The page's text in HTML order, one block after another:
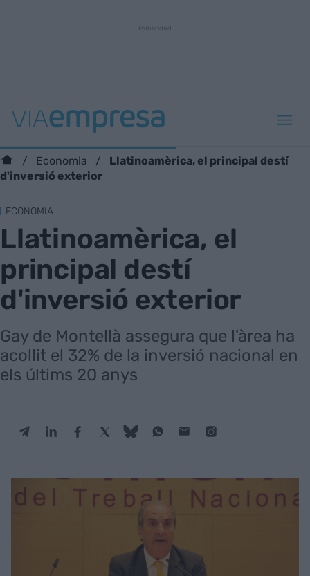
Economia
Llatinoamèrica, el principal destí
d'inversió exterior
ECONOMIA
Llatinoamèrica, el
principal destí
d'inversió exterior
Gay de Montellà assegura que l'àrea ha
acollit el 32% de la inversió nacional en
els últims 20 anys